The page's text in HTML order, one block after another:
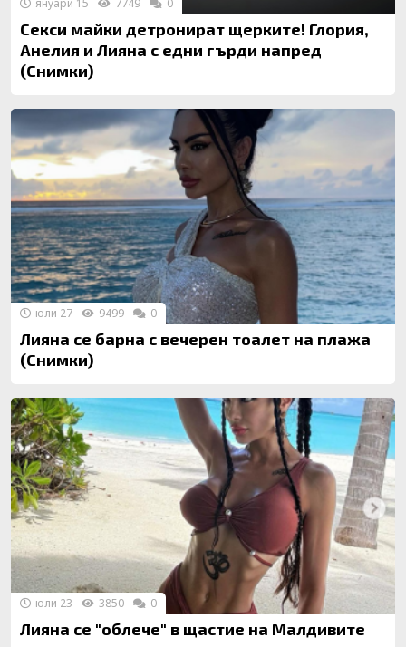
Секси майки детронират щерките! Глория,
Анелия и Лияна с едни гърди напред
(Снимки)
Лияна се барна с вечерен тоалет на плажа
(Снимки)
юли 27 9499 0
Лияна се "облече" в щастие на Малдивите
юли 23 3850 0